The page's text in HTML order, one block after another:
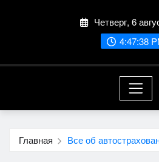
Четверг, 6
4:47:40
Главная Все об